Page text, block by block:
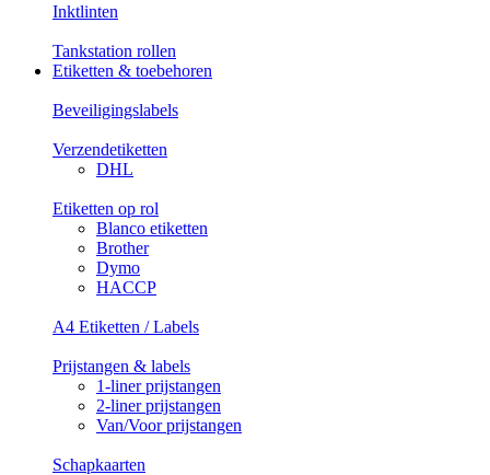
Inktlinten
Tankstation rollen
Etiketten & toebehoren
Beveiligingslabels
Verzendetiketten
DHL
Etiketten op rol
Blanco etiketten
Brother
Dymo
HACCP
A4 Etiketten / Labels
Prijstangen & labels
1-liner prijstangen
2-liner prijstangen
Van/Voor prijstangen
Schapkaarten